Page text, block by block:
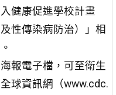
健康促進學校計畫
性傳染病防治）」相
報電子檔，可至衛生
球資訊網（www.cdc.